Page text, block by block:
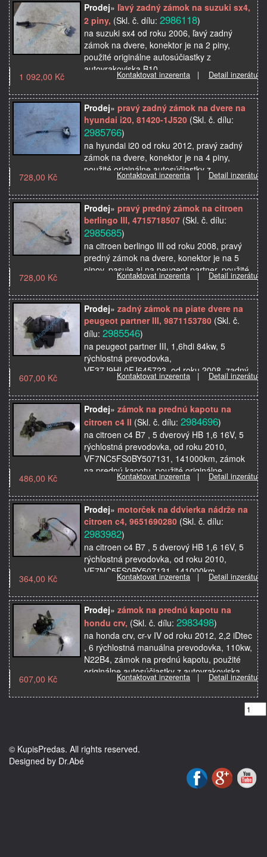
Prodej» ľavý zadný zámok na suzuki sx4,
2 piny, (Skl. č. dílu: 2986118)
na suzuki sx4 od roku 2006, ľavý zadný
zámok na dvere, konektor je na 2 piny,
použité originálne autosúčiastky z
autovrakoviska B10
Kontaktovat inzerenta | Detail inzerátu
1 092,00 Kč
Prodej» pravý zadný zámok na dvere na
hyundai i20, 81420-1J520 (Skl. č. dílu:
2985766)
na hyundai i20 od roku 2012, pravý zadný
zámok na dvere, konektor je na 4 piny,
použité originálne autosúčiastky z
autovrakoviska B3
Kontaktovat inzerenta | Detail inzerátu
728,00 Kč
Prodej» pravý predný zámok na citroen
berlingo III, 4715718507 (Skl. č. dílu:
2985685)
na citroen berlingo III od roku 2008, pravý
predný zámok na dvere, konektor je na 5
pinov, pasuje aj na peugeot partner, použité
originálne autosúčiastky z autovrakoviska
Kontaktovat inzerenta | Detail inzerátu
728,00 Kč
Prodej» zadný zámok na piate dvere na
peugeot partner III, 9871153780 (Skl. č.
dílu: 2985546)
na peugeot partner III, 1,6hdi 84kw, 5
rýchlostná prevodovka,
VF37J9HL0FJ645723, od roku 2008, zadný
zámok na piate dvere, zadnú kapotu, pasuje
aj na citroen berlingo, použité o…
Kontaktovat inzerenta | Detail inzerátu
607,00 Kč
Prodej» zámok na prednú kapotu na
citroen c4 II (Skl. č. dílu: 2984696)
na citroen c4 B7 , 5 dverový HB 1,6 16V, 5
rýchlostná prevodovka, od roku 2010,
VF7NC5FS0BY507131, 141000km, zámok
na prednú kapotu, použité originálne
autosúčiastky z autovrakov…
Kontaktovat inzerenta | Detail inzerátu
486,00 Kč
Prodej» motorček na ddvierka nádrže na
citroen c4, 9651690280 (Skl. č. dílu:
2983982)
na citroen c4 B7 , 5 dverový HB 1,6 16V, 5
rýchlostná prevodovka, od roku 2010,
VF7NC5FS0BY507131, 141000km,
motorček na dvierka na nádrž, použité
originálne autosúčiastky z auto…
Kontaktovat inzerenta | Detail inzerátu
364,00 Kč
Prodej» zámok na prednú kapotu na
hondu crv, (Skl. č. dílu: 2983498)
na honda crv, cr-v IV od roku 2012, 2,2 iDtec
, 6 rýchlostná manuálna prevodovka, 110kw,
N22B4, zámok na prednú kapotu, použité
originálne autosúčiastky z autovrakoviska
Kontaktovat inzerenta | Detail inzerátu
607,00 Kč
© KupisPredas. All rights reserved.
Designed by Dr.Abé